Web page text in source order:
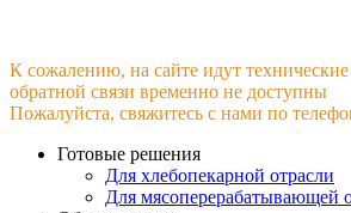
К сожалению, на сайте идут
обратной связи временно не доступны
Пожалуйста, свяжитесь с нами по
Готовые решения
Для хлебопекарной отрасли
Для мясоперерабатывающей